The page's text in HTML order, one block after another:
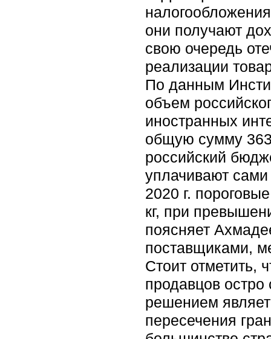
они получают
свою очередь
реализации
По данным
объем
иностранных
общую сумму
российский
уплачивают
2020 г.
кг, при
поясняет
поставщиками,
Стоит отметить,
продавцов
решением
пересечения